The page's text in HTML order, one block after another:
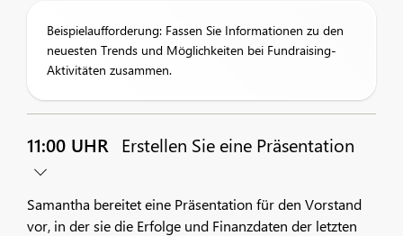
Beispielaufforderung: Fassen Sie Informationen zu den
neuesten Trends und Möglichkeiten bei Fundraising-
Aktivitäten zusammen.
11:00 UHR Erstellen Sie eine Präsentation
Samantha bereitet eine Präsentation für den Vorstand
vor, in der sie die Erfolge und Finanzdaten der letzten